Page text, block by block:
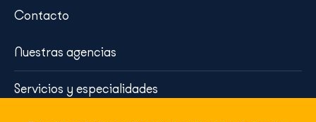
Contacto
Nuestras agencias
Servicios y especialidades